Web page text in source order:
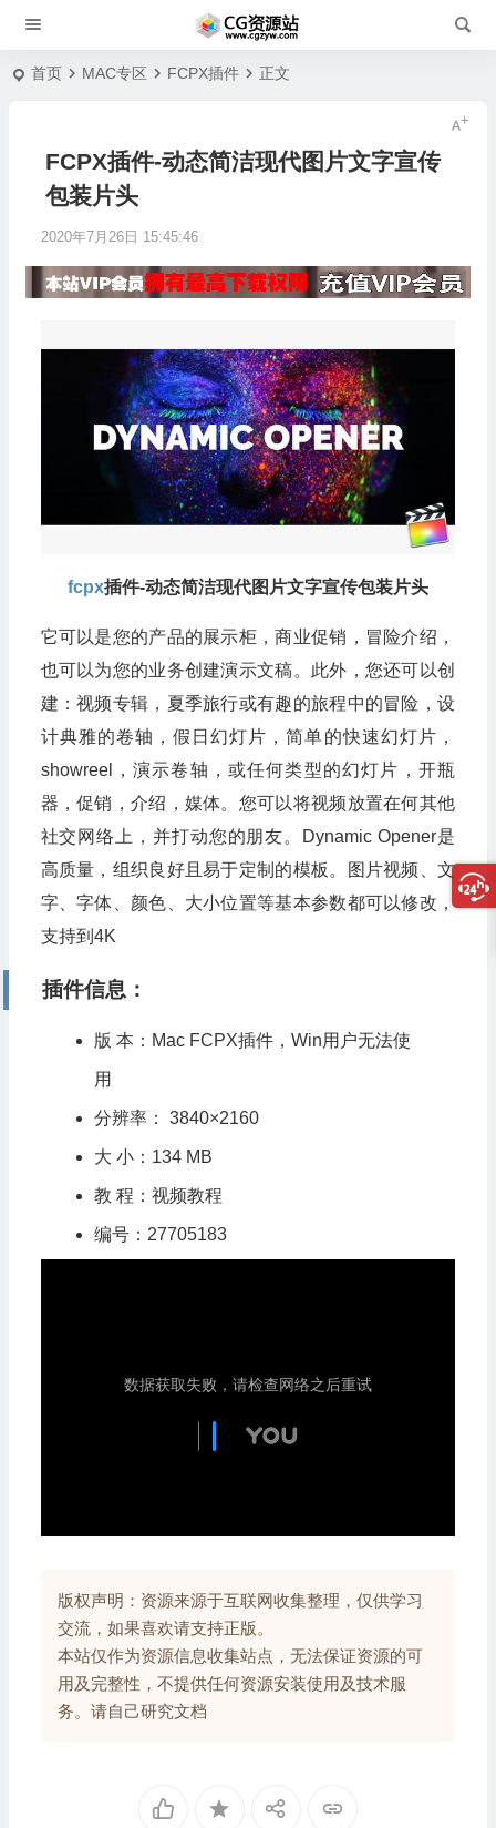
首页 MAC专区 FCPX插件 正文
FCPX插件-动态简洁现代图片文字宣传
包装片头
2020年7月26日 15:45:46
fcpx插件-动态简洁现代图片文字宣传包装片头
它可以是您的产品的展示柜，商业促销，冒险介绍，
也可以为您的业务创建演示文稿。此外，您还可以创
建：视频专辑，夏季旅行或有趣的旅程中的冒险，设
计典雅的卷轴，假日幻灯片，简单的快速幻灯片，
showreel，演示卷轴，或任何类型的幻灯片，开瓶
器，促销，介绍，媒体。您可以将视频放置在何其他
社交网络上，并打动您的朋友。Dynamic Opener是
高质量，组织良好且易于定制的模板。图片视频、文
字、字体、颜色、大小位置等基本参数都可以修改，
支持到4K
插件信息：
版 本：Mac FCPX插件，Win用户无法使
用
分辨率： 3840×2160
大 小：134 MB
教 程：视频教程
编号：27705183
版权声明：资源来源于互联网收集整理，仅供学习
交流，如果喜欢请支持正版。
本站仅作为资源信息收集站点，无法保证资源的可
用及完整性，不提供任何资源安装使用及技术服
务。请自己研究文档